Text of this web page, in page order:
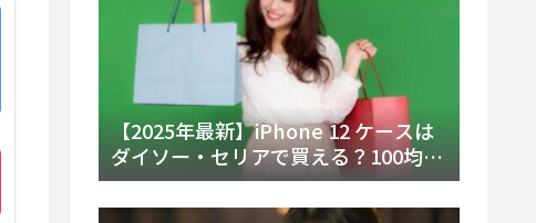
【2025年最新】iPhone 12 ケースは
ダイソー・セリアで買える？100均の
在庫状況と失敗しない選び方を徹底
解説！